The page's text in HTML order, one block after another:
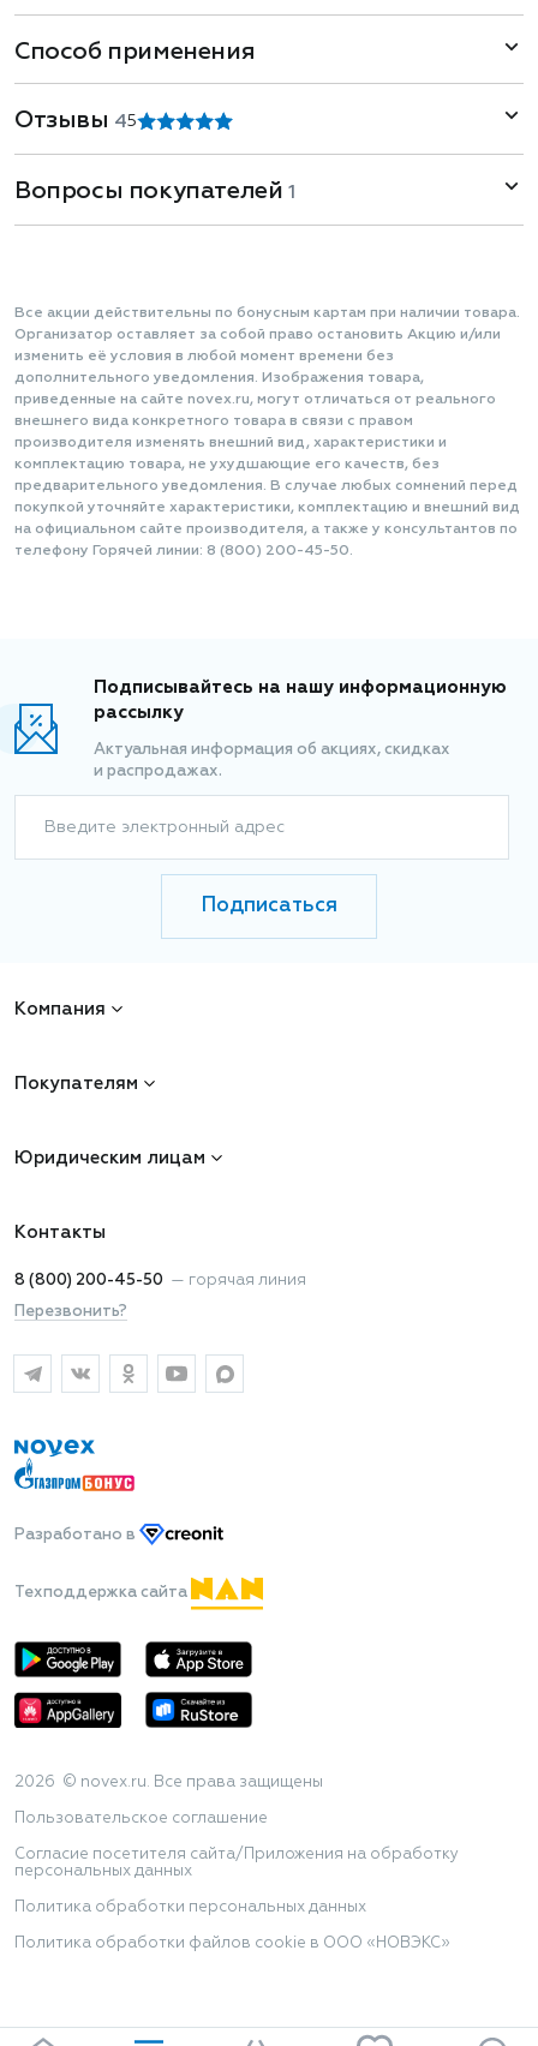
Способ применения
Отзывы 45
Вопросы покупателей 1
Все акции действительны по бонусным картам при наличии товара.
Организатор оставляет за собой право остановить Акцию и/или
изменить её условия в любой момент времени без
дополнительного уведомления. Изображения товара,
приведенные на сайте novex.ru, могут отличаться от реального
внешнего вида конкретного товара в связи с правом
производителя изменять внешний вид, характеристики и
комплектацию товара, не ухудшающие его качеств, без
предварительного уведомления. В случае любых сомнений перед
покупкой уточняйте характеристики, комплектацию и внешний вид
на официальном сайте производителя, а также у консультантов по
телефону Горячей линии: 8 (800) 200-45-50.
Подписывайтесь на нашу информационную
рассылку
Актуальная информация об акциях, скидках
и распродажах.
Введите электронный адрес
Подписаться
Компания
Покупателям
Юридическим лицам
Контакты
8 (800) 200-45-50 — горячая линия
Перезвонить?
Разработано в
Техподдержка сайта
2026 © novex.ru. Все права защищены
Пользовательское соглашение
Согласие посетителя сайта/Приложения на обработку
персональных данных
Политика обработки персональных данных
Политика обработки файлов cookie в ООО «НОВЭКС»